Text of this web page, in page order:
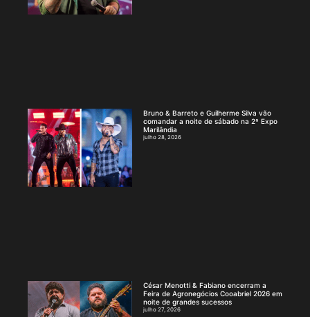
Bruno & Barreto e Guilherme Silva vão
comandar a noite de sábado na 2ª Expo
Marilândia
julho 28, 2026
César Menotti & Fabiano encerram a
Feira de Agronegócios Cooabriel 2026 em
noite de grandes sucessos
julho 27, 2026